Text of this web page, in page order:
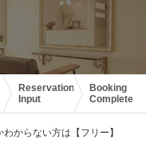
Reservation
Input
Booking
Complete
からない方は【フリー】